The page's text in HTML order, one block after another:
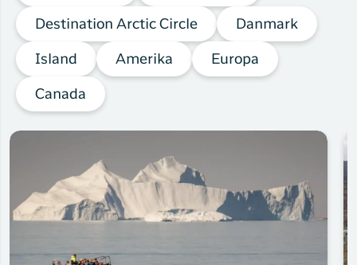
Destination Arctic Circle Danmark
Island Amerika Europa
Canada